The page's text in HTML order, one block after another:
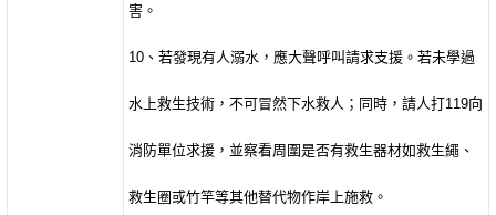
害。
10 、若發現有人溺水，應大聲呼叫請求支援。若未學過
水上救生技術，不可冒然下水救人；同時，請人打119向
消防單位求援，並察看周圍是否有救生器材如救生繩、
救生圈或竹竿等其他替代物作岸上施救。